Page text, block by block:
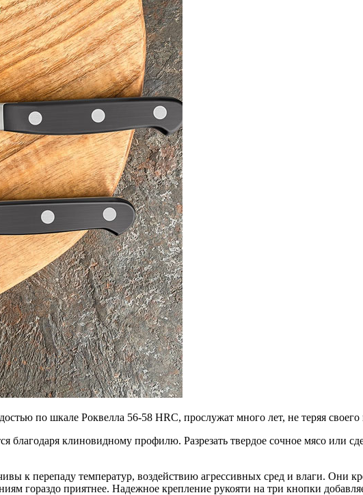
по шкале Роквелла 56-58 HRC, прослужат много лет, не теряя своего
благодаря клиновидному профилю. Разрезать твердое сочное мясо или
к перепаду температур, воздействию агрессивных сред и влаги. Они
гораздо приятнее. Надежное крепление рукояти на три кнопки